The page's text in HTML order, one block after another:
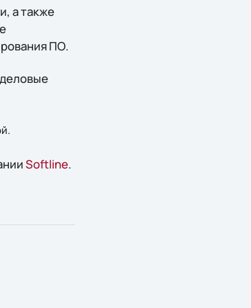
а также
ПО.
Softline.